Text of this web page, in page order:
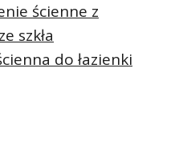
ścienne z
szkła
do łazienki